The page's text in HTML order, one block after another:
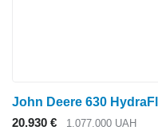
John Deere 630
20.930 €
1.077.000 UAH